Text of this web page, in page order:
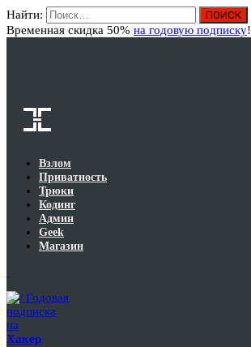
Найти:
Временная скидка 50% на годовую подписку!
Взлом
Приватность
Трюки
Кодинг
Админ
Geek
Магазин
Годовая
подписка
на
Хакер